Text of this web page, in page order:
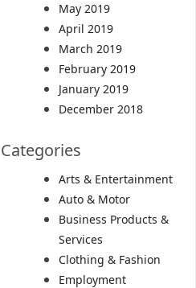
May 2019
April 2019
March 2019
February 2019
January 2019
December 2018
Categories
Arts & Entertainment
Auto & Motor
Business Products &
Services
Clothing & Fashion
Employment